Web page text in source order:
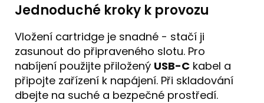
Jednoduché kroky k provozu
Vložení cartridge je snadné - stačí ji
zasunout do připraveného slotu. Pro
nabíjení použijte přiložený USB-C kabel a
připojte zařízení k napájení. Při skladování
dbejte na suché a bezpečné prostředí.